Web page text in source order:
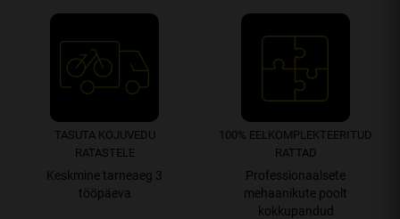
TASUTA KOJUVEDU
RATASTELE
Keskmine tarneaeg 3
tööpäeva
100% EEL­­­­KOMPLEK­TEERITUD
RATTAD
Professionaalsete
mehaanikute poolt
kokkupandud